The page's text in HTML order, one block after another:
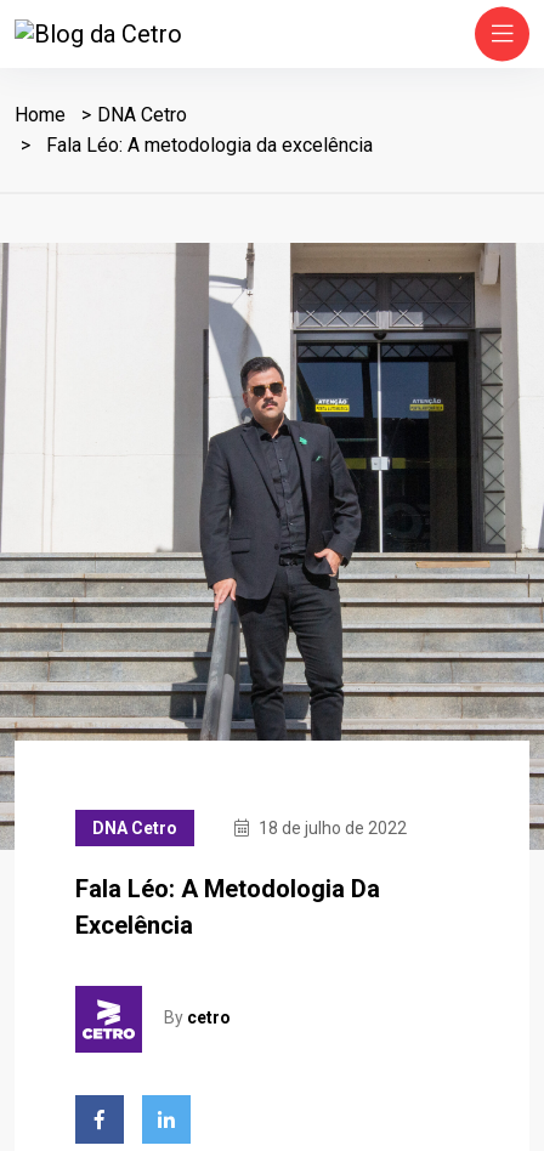
Home
DNA Cetro
Fala Léo: A metodologia da excelência
DNA Cetro 18 de julho de 2022
Fala Léo: A Metodologia Da
Excelência
By cetro